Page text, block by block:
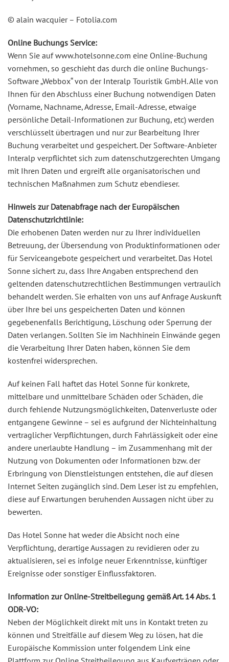
© alain wacquier – Fotolia.com
Online Buchungs Service:
Wenn Sie auf www.hotelsonne.com eine Online-Buchung
vornehmen, so geschieht das durch die online Buchungs-
Software „Webbox“ von der Interalp Touristik GmbH. Alle von
Ihnen für den Abschluss einer Buchung notwendigen Daten
(Vorname, Nachname, Adresse, Email-Adresse, etwaige
persönliche Detail-Informationen zur Buchung, etc) werden
verschlüsselt übertragen und nur zur Bearbeitung Ihrer
Buchung verarbeitet und gespeichert. Der Software-Anbieter
Interalp verpflichtet sich zum datenschutzgerechten Umgang
mit Ihren Daten und ergreift alle organisatorischen und
technischen Maßnahmen zum Schutz ebendieser.
Hinweis zur Datenabfrage nach der Europäischen
Datenschutzrichtlinie:
Die erhobenen Daten werden nur zu Ihrer individuellen
Betreuung, der Übersendung von Produktinformationen oder
für Serviceangebote gespeichert und verarbeitet. Das Hotel
Sonne sichert zu, dass Ihre Angaben entsprechend den
geltenden datenschutzrechtlichen Bestimmungen vertraulich
behandelt werden. Sie erhalten von uns auf Anfrage Auskunft
über Ihre bei uns gespeicherten Daten und können
gegebenenfalls Berichtigung, Löschung oder Sperrung der
Daten verlangen. Sollten Sie im Nachhinein Einwände gegen
die Verarbeitung Ihrer Daten haben, können Sie dem
kostenfrei widersprechen.
Auf keinen Fall haftet das Hotel Sonne für konkrete,
mittelbare und unmittelbare Schäden oder Schäden, die
durch fehlende Nutzungsmöglichkeiten, Datenverluste oder
entgangene Gewinne – sei es aufgrund der Nichteinhaltung
vertraglicher Verpflichtungen, durch Fahrlässigkeit oder eine
andere unerlaubte Handlung – im Zusammenhang mit der
Nutzung von Dokumenten oder Informationen bzw. der
Erbringung von Dienstleistungen entstehen, die auf diesen
Internet Seiten zugänglich sind. Dem Leser ist zu empfehlen,
diese auf Erwartungen beruhenden Aussagen nicht über zu
bewerten.
Das Hotel Sonne hat weder die Absicht noch eine
Verpflichtung, derartige Aussagen zu revidieren oder zu
aktualisieren, sei es infolge neuer Erkenntnisse, künftiger
Ereignisse oder sonstiger Einflussfaktoren.
Information zur Online-Streitbeilegung gemäß Art. 14 Abs. 1
ODR-VO:
Neben der Möglichkeit direkt mit uns in Kontakt treten zu
können und Streitfälle auf diesem Weg zu lösen, hat die
Europäische Kommission unter folgendem Link eine